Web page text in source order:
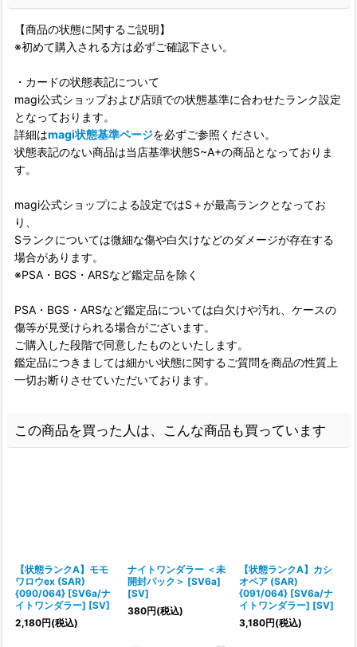
【商品の状態に関するご説明】
※初めて購入される方は必ずご確認下さい。
・カードの状態表記について
magi公式ショップおよび店頭での状態基準に合わせたランク設定
となっております。
詳細はmagi状態基準ページを必ずご参照ください。
状態表記のない商品は当店基準状態S~A+の商品となっておりま
す。
magi公式ショップによる設定ではS＋が最高ランクとなってお
り、
Sランクについては微細な傷や白欠けなどのダメージが存在する
場合があります。
※PSA・BGS・ARSなど鑑定品を除く
PSA・BGS・ARSなど鑑定品については白欠けや汚れ、ケースの
傷等が見受けられる場合がございます。
ご購入した段階で同意したものといたします。
鑑定品につきましては細かい状態に関するご質問を商品の性質上
一切お断りさせていただいております。
この商品を買った人は、こんな商品も買っています
【状態ランクA】モモ
ワロウex (SAR)
{090/064} [SV6a/ナ
イトワンダラー] [SV]
2,180円(税込)
ナイトワンダラー ＜未
開封パック＞ [SV6a]
[SV]
380円(税込)
【状態ランクA】カシ
オペア (SAR)
{091/064} [SV6a/ナ
イトワンダラー] [SV]
3,180円(税込)